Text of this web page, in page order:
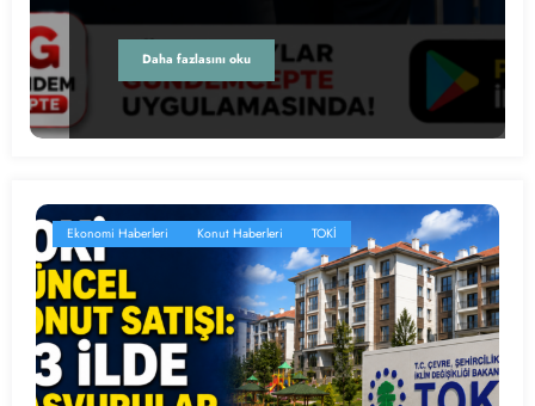
Daha fazlasını oku
Ekonomi Haberleri Konut Haberleri TOKİ